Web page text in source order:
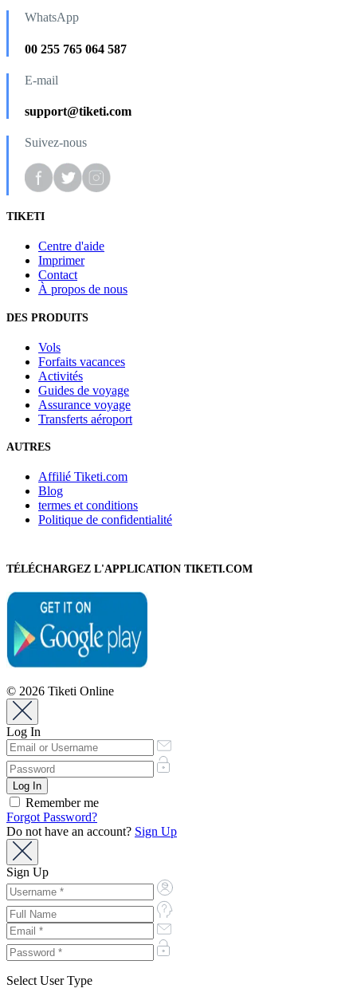
WhatsApp
00 255 765 064 587
E-mail
support@tiketi.com
Suivez-nous
TIKETI
Centre d'aide
Imprimer
Contact
À propos de nous
DES PRODUITS
Vols
Forfaits vacances
Activités
Guides de voyage
Assurance voyage
Transferts aéroport
AUTRES
Affilié Tiketi.com
Blog
termes et conditions
Politique de confidentialité
TÉLÉCHARGEZ L'APPLICATION TIKETI.COM
© 2026 Tiketi Online
Log In
Remember me
Forgot Password?
Do not have an account? Sign Up
Sign Up
Select User Type